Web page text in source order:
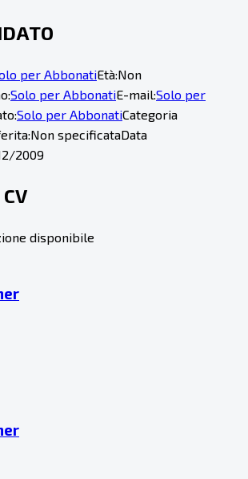
per AbbonatiEtà:Non
Solo per AbbonatiE-mail:Solo per
Solo per AbbonatiCategoria
Non specificataData
2009
disponibile